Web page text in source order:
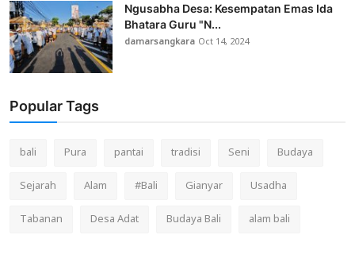
Ngusabha Desa: Kesempatan Emas Ida
Bhatara Guru "N...
damarsangkara Oct 14, 2024
Popular Tags
bali Pura pantai tradisi Seni
Budaya
Sejarah
Alam #Bali Gianyar
Usadha
Tabanan
Desa Adat Budaya Bali alam bali